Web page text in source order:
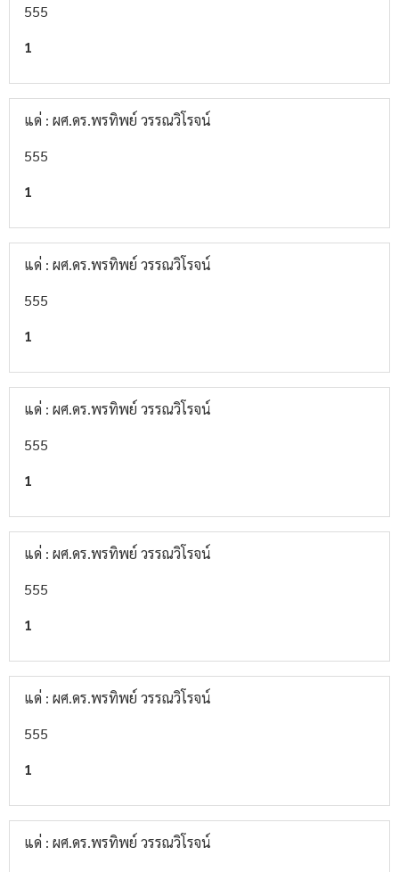
555
1
แด่ : ผศ.ดร.พรทิพย์ วรรณวิโรจน์
555
1
แด่ : ผศ.ดร.พรทิพย์ วรรณวิโรจน์
555
1
แด่ : ผศ.ดร.พรทิพย์ วรรณวิโรจน์
555
1
แด่ : ผศ.ดร.พรทิพย์ วรรณวิโรจน์
555
1
แด่ : ผศ.ดร.พรทิพย์ วรรณวิโรจน์
555
1
แด่ : ผศ.ดร.พรทิพย์ วรรณวิโรจน์